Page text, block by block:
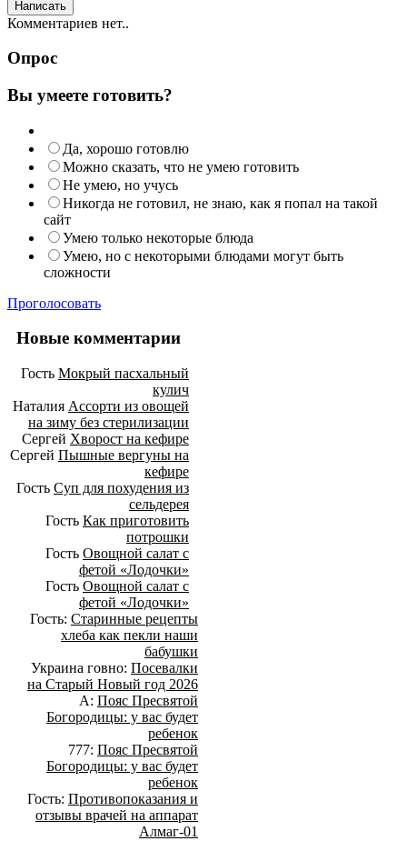
Комментариев нет..
Опрос
Вы умеете готовить?
Да, хорошо готовлю
Можно сказать, что не умею готовить
Не умею, но учусь
Никогда не готовил, не знаю, как я попал на такой
сайт
Умею только некоторые блюда
Умею, но с некоторыми блюдами могут быть
сложности
Проголосовать
Новые комментарии
Гость Мокрый пасхальный
кулич
Наталия Ассорти из овощей
на зиму без стерилизации
Сергей Хворост на кефире
Сергей Пышные вергуны на
кефире
Гость Суп для похудения из
сельдерея
Гость Как приготовить
потрошки
Гость Овощной салат с
фетой «Лодочки»
Гость Овощной салат с
фетой «Лодочки»
Гость: Старинные рецепты
хлеба как пекли наши
бабушки
Украина говно: Посевалки
на Старый Новый год 2026
А: Пояс Пресвятой
Богородицы: у вас будет
ребенок
777: Пояс Пресвятой
Богородицы: у вас будет
ребенок
Гость: Противопоказания и
отзывы врачей на аппарат
Алмаг-01